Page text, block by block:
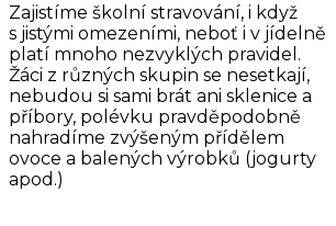
Zajistíme školní stravování, i když
s jistými omezeními, neboť i v jídelně
platí mnoho nezvyklých pravidel.
Žáci z různých skupin se nesetkají,
nebudou si sami brát ani sklenice a
příbory, polévku pravděpodobně
nahradíme zvýšeným přídělem
ovoce a balených výrobků (jogurty
apod.)